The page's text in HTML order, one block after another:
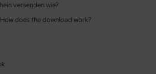
versenden wie?
does the download work?